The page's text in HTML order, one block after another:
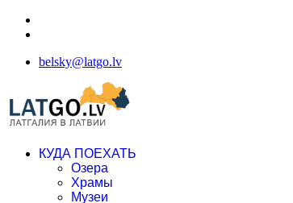
belsky@latgo.lv
КУДА ПОЕХАТЬ
Озера
Храмы
Музеи